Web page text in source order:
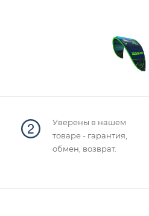
Уверены в нашем
товаре - гарантия,
обмен, возврат.